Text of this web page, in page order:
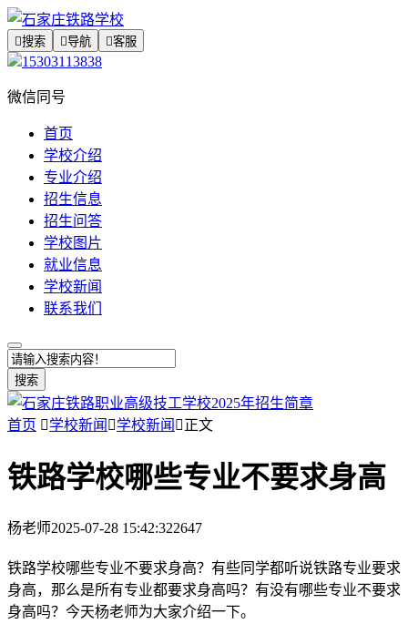
搜索 导航 客服
15303113838
微信同号
首页
学校介绍
专业介绍
招生信息
招生问答
学校图片
就业信息
学校新闻
联系我们
搜索
首页 学校新闻 学校新闻 正文
铁路学校哪些专业不要求身高
杨老师2025-07-28 15:42:322647
铁路学校哪些专业不要求身高？有些同学都听说铁路专业要求
身高，那么是所有专业都要求身高吗？有没有哪些专业不要求
身高吗？今天杨老师为大家介绍一下。